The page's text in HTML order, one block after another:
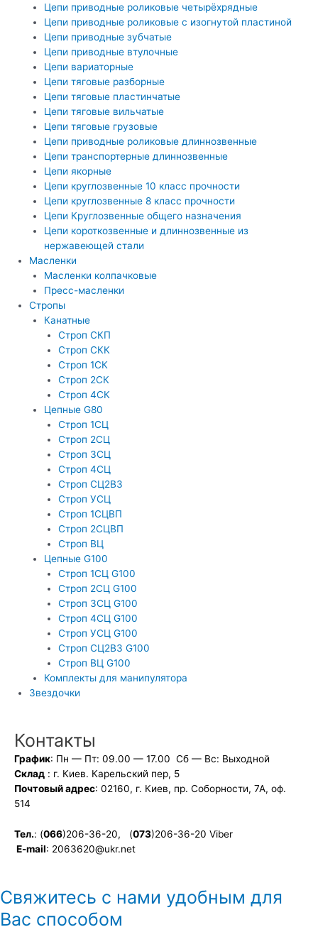
Цепи приводные роликовые четырёхрядные
Цепи приводные роликовые с изогнутой пластиной
Цепи приводные зубчатые
Цепи приводные втулочные
Цепи вариаторные
Цепи тяговые разборные
Цепи тяговые пластинчатые
Цепи тяговые вильчатые
Цепи тяговые грузовые
Цепи приводные роликовые длиннозвенные
Цепи транспортерные длиннозвенные
Цепи якорные
Цепи круглозвенные 10 класс прочности
Цепи круглозвенные 8 класс прочности
Цепи Круглозвенные общего назначения
Цепи короткозвенные и длиннозвенные из
нержавеющей стали
Масленки
Масленки колпачковые
Пресс-масленки
Стропы
Канатные
Строп СКП
Строп СКК
Строп 1СК
Строп 2СК
Строп 4СК
Цепные G80
Строп 1СЦ
Строп 2СЦ
Строп 3СЦ
Строп 4СЦ
Строп СЦ2В3
Строп УСЦ
Строп 1СЦВП
Строп 2СЦВП
Строп ВЦ
Цепные G100
Строп 1СЦ G100
Строп 2СЦ G100
Строп 3СЦ G100
Строп 4СЦ G100
Строп УСЦ G100
Строп СЦ2ВЗ G100
Строп ВЦ G100
Комплекты для манипулятора
Звездочки
Контакты
График: Пн — Пт: 09.00 — 17.00 Сб — Вс: Выходной
Склад : г. Киев. Карельский пер, 5
Почтовый адрес: 02160, г. Киев, пр. Соборности, 7А, оф.
514
Тел.: (066)206-36-20, (073)206-36-20 Viber
E-mail: 2063620@ukr.net
Свяжитесь с нами удобным для
Вас способом